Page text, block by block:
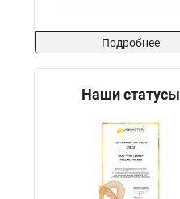
Подробнее
Наши статусы